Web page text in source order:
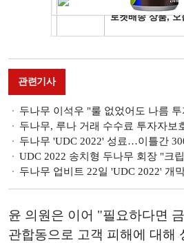
관련기사
두나무 이석우 "룰 없었어도 나름 투자자보호 노력…
두나무, 루나 거래 수수료 투자자보
두나무 'UDC 2022' 성료…이틀간
UDC 2022 송치형 두나무 회장 "크립토 윈터 지
두나무 업비트 22일 'UDC 2022' 개막…'상상하
윤 의원은 이어 "필요하다면
관합동으로 고객 피해에 대해